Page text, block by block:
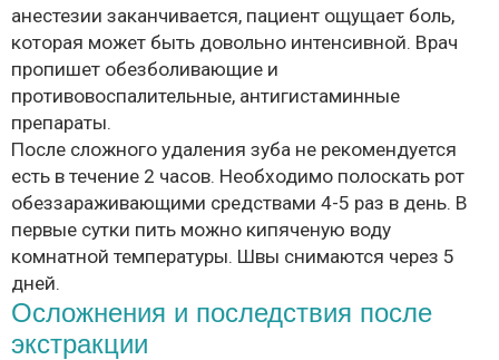
анестезии заканчивается, пациент ощущает боль,
которая может быть довольно интенсивной. Врач
пропишет обезболивающие и
противовоспалительные, антигистаминные
препараты.
После сложного удаления зуба не рекомендуется
есть в течение 2 часов. Необходимо полоскать рот
обеззараживающими средствами 4-5 раз в день. В
первые сутки пить можно кипяченую воду
комнатной температуры. Швы снимаются через 5
дней.
Осложнения и последствия после
экстракции